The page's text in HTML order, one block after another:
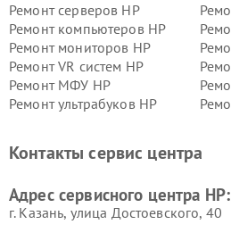
Ремонт серверов HP
Ремонт компьютеров HP
Ремонт мониторов HP
Ремонт VR систем HP
Ремонт МФУ HP
Ремонт ультрабуков HP
Контакты сервис центра
Адрес сервисного центра HP:
г. Казань, улица Достоевского, 40